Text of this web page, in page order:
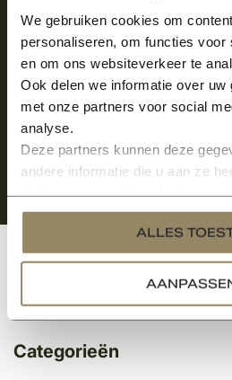
We gebruiken cookies om
personaliseren, om functies voor
en om ons websiteverkeer te
Ook delen we informatie over uw
met onze partners voor social
analyse.
Deze partners kunnen deze
andere informatie die u aan ze
services.
ALLES
Aanmelden voor de nieuwsbrief
Categorieën